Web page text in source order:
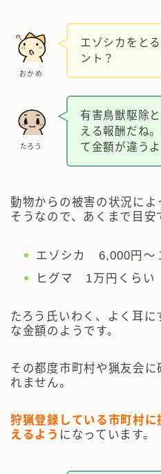
おかめ
エゾシカをと
ント？
たろう
有害鳥獣駆除
える報酬だね
て金額が違うよ
動物からの被害の状況によ
そうなので、あくまで目安
エゾシカ 6,000円～
ヒグマ 1万円くらい
たろう氏いわく、よく耳
な金額のようです。
その都度市町村や猟友会
れません。
狩猟登録している市町村
えるよう になっています。